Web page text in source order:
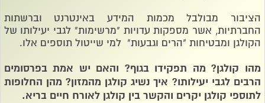
הציבור מבולבל מכמות המידע באינטרנט וברשתות
החברתיות, אשר מספקות עדויות "מרשימות" לגבי יעילותו של
הקולגן ומבטיחות "הרים וגבעות" למי שייטול תוספים אלו.
מהו קולגן? מה תפקידו בגוף? והאם יש אמת בפרסומים
הרבים לגבי יעילותו? איך נשיג קולגן מהמזון? מהן החלופות
לתוספי קולגן יקרים והקשר בין קולגן לאורח חיים בריא.